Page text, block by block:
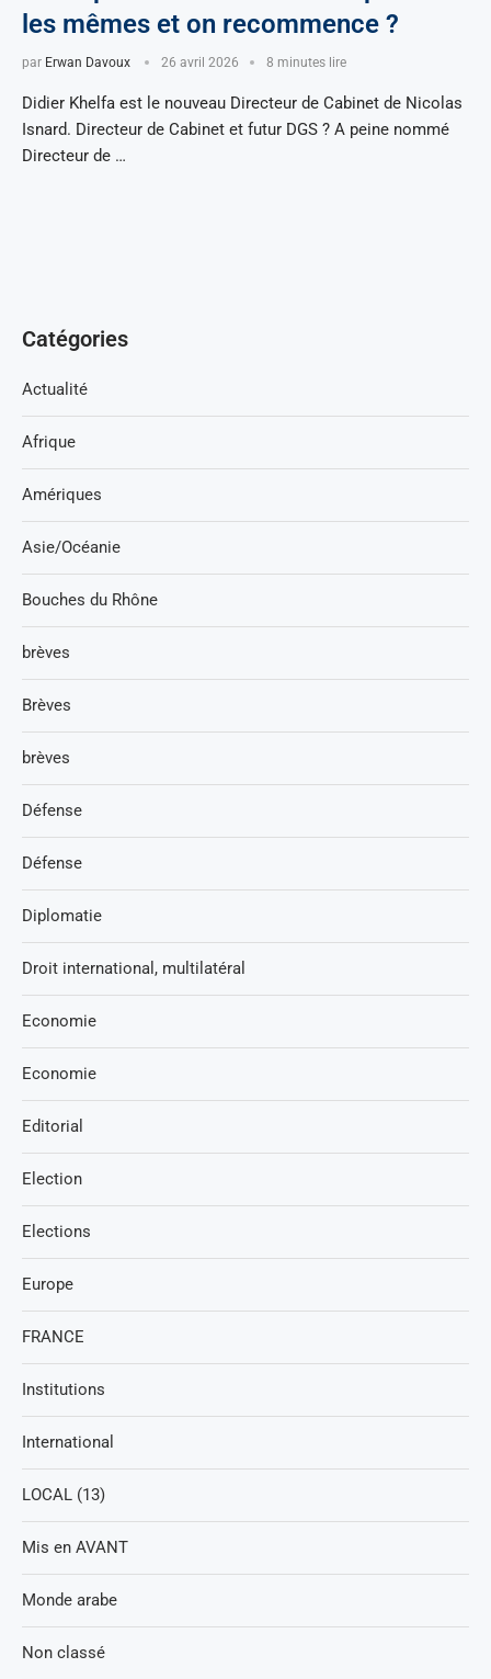
les mêmes et on recommence ?
par Erwan Davoux 26 avril 2026 8 minutes lire
Didier Khelfa est le nouveau Directeur de Cabinet de Nicolas
Isnard. Directeur de Cabinet et futur DGS ? A peine nommé
Directeur de …
Catégories
Actualité
Afrique
Amériques
Asie/Océanie
Bouches du Rhône
brèves
Brèves
brèves
Défense
Défense
Diplomatie
Droit international, multilatéral
Economie
Economie
Editorial
Election
Elections
Europe
FRANCE
Institutions
International
LOCAL (13)
Mis en AVANT
Monde arabe
Non classé